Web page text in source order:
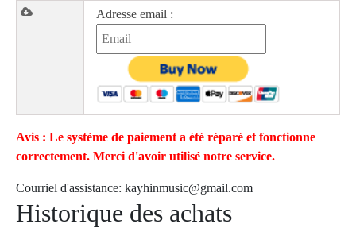
Adresse email :
Avis : Le système de paiement a été réparé et fonctionne
correctement. Merci d'avoir utilisé notre service.
Courriel d'assistance: kayhinmusic@gmail.com
Historique des achats